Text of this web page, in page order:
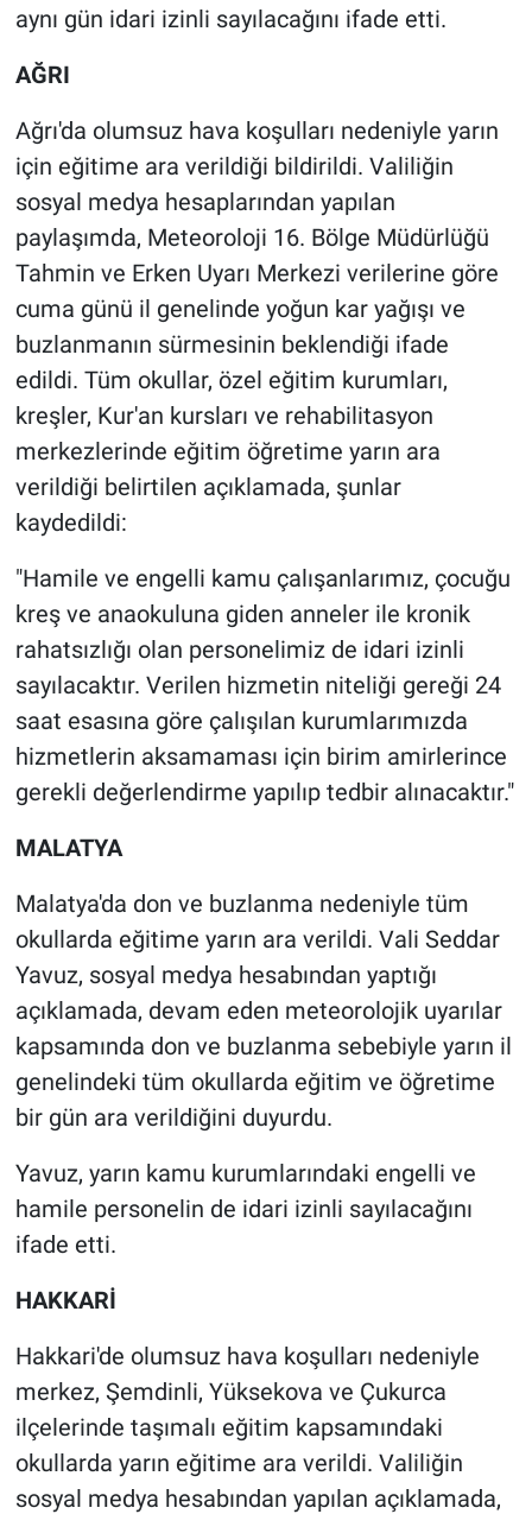
aynı gün idari izinli sayılacağını ifade etti.
AĞRI
Ağrı'da olumsuz hava koşulları nedeniyle yarın
için eğitime ara verildiği bildirildi. Valiliğin
sosyal medya hesaplarından yapılan
paylaşımda, Meteoroloji 16. Bölge Müdürlüğü
Tahmin ve Erken Uyarı Merkezi verilerine göre
cuma günü il genelinde yoğun kar yağışı ve
buzlanmanın sürmesinin beklendiği ifade
edildi. Tüm okullar, özel eğitim kurumları,
kreşler, Kur'an kursları ve rehabilitasyon
merkezlerinde eğitim öğretime yarın ara
verildiği belirtilen açıklamada, şunlar
kaydedildi:
"Hamile ve engelli kamu çalışanlarımız, çocuğu
kreş ve anaokuluna giden anneler ile kronik
rahatsızlığı olan personelimiz de idari izinli
sayılacaktır. Verilen hizmetin niteliği gereği 24
saat esasına göre çalışılan kurumlarımızda
hizmetlerin aksamaması için birim amirlerince
gerekli değerlendirme yapılıp tedbir alınacaktır."
MALATYA
Malatya'da don ve buzlanma nedeniyle tüm
okullarda eğitime yarın ara verildi. Vali Seddar
Yavuz, sosyal medya hesabından yaptığı
açıklamada, devam eden meteorolojik uyarılar
kapsamında don ve buzlanma sebebiyle yarın il
genelindeki tüm okullarda eğitim ve öğretime
bir gün ara verildiğini duyurdu.
Yavuz, yarın kamu kurumlarındaki engelli ve
hamile personelin de idari izinli sayılacağını
ifade etti.
HAKKARİ
Hakkari'de olumsuz hava koşulları nedeniyle
merkez, Şemdinli, Yüksekova ve Çukurca
ilçelerinde taşımalı eğitim kapsamındaki
okullarda yarın eğitime ara verildi. Valiliğin
sosyal medya hesabından yapılan açıklamada,